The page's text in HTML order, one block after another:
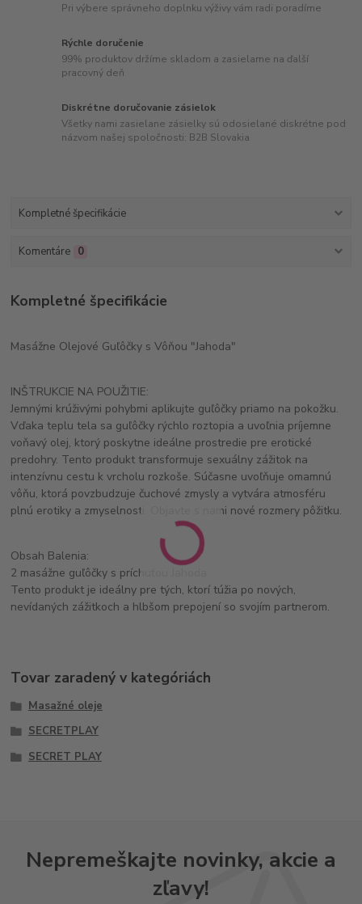
Pri výbere správneho doplnku výživy vám radi poradíme
Rýchle doručenie
99% produktov držíme skladom a zasielame na ďalší
pracovný deň
Diskrétne doručovanie zásielok
Všetky nami zasielane zásielky sú odosielané diskrétne pod
názvom našej spoločnosti: B2B Slovakia
Kompletné špecifikácie
Komentáre 0
Kompletné špecifikácie
Masážne Olejové Guľôčky s Vôňou "Jahoda"
INŠTRUKCIE NA POUŽITIE:
Jemnými krúživými pohybmi aplikujte guľôčky priamo na pokožku.
Vďaka teplu tela sa guľôčky rýchlo roztopia a uvoľnia príjemne
voňavý olej, ktorý poskytne ideálne prostredie pre erotické
predohry. Tento produkt transformuje sexuálny zážitok na
intenzívnu cestu k vrcholu rozkoše. Súčasne uvoľňuje omamnú
vôňu, ktorá povzbudzuje čuchové zmysly a vytvára atmosféru
plnú erotiky a zmyselnosti. Objavte s nami nové rozmery pôžitku.
Obsah Balenia:
2 masážne guľôčky s príchuťou Jahoda
Tento produkt je ideálny pre tých, ktorí túžia po nových,
nevídaných zážitkoch a hlbšom prepojení so svojím partnerom.
Tovar zaradený v kategóriách
Masažné oleje
SECRETPLAY
SECRET PLAY
Nepremeškajte novinky, akcie a
zľavy!